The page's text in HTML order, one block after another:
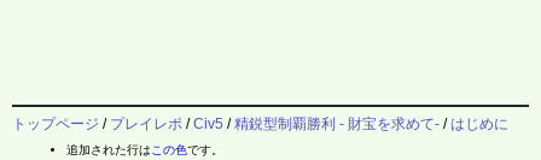
トップページ / プレイレポ /Civ5 /精鋭型制覇勝利 - 財宝を求めて- /はじめに
追加された行はこの色です。